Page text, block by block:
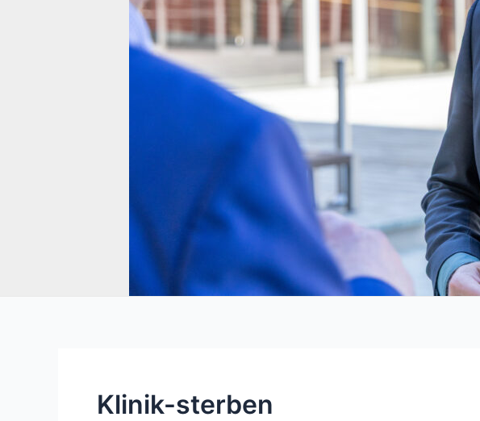
Klinik-sterben